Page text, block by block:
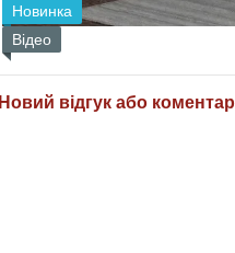
Новинка
Відео
Новий відгук або коментар